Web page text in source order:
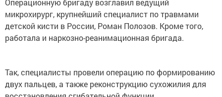
Операционную бригаду возглавил ведущий
микрохирург, крупнейший специалист по травмами
детской кисти в России, Роман Полозов. Кроме того,
работала и наркозно-реанимационная бригада.
Так, специалисты провели операцию по формированию
двух пальцев, а также реконструкцию сухожилия для